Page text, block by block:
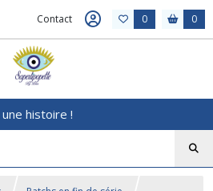
Contact 0 0
histoire !